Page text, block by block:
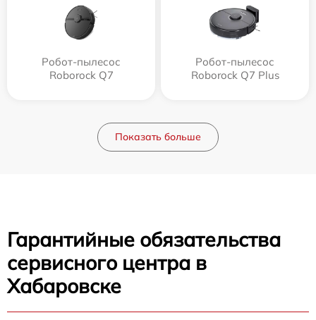
Робот-пылесос
Roborock Q7
Робот-пылесос
Roborock Q7 Plus
Показать больше
Гарантийные обязательства
сервисного центра в
Хабаровске